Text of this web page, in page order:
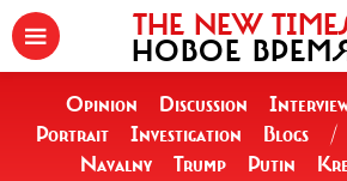
THE NEW
НОВОЕ
Opinion Discussion
Portrait
Investigation Blogs /
Navalny
Trump Putin